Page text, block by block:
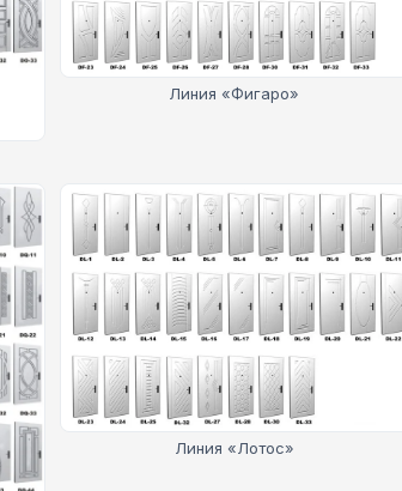
Линия «Фигаро»
Линия «Лотос»